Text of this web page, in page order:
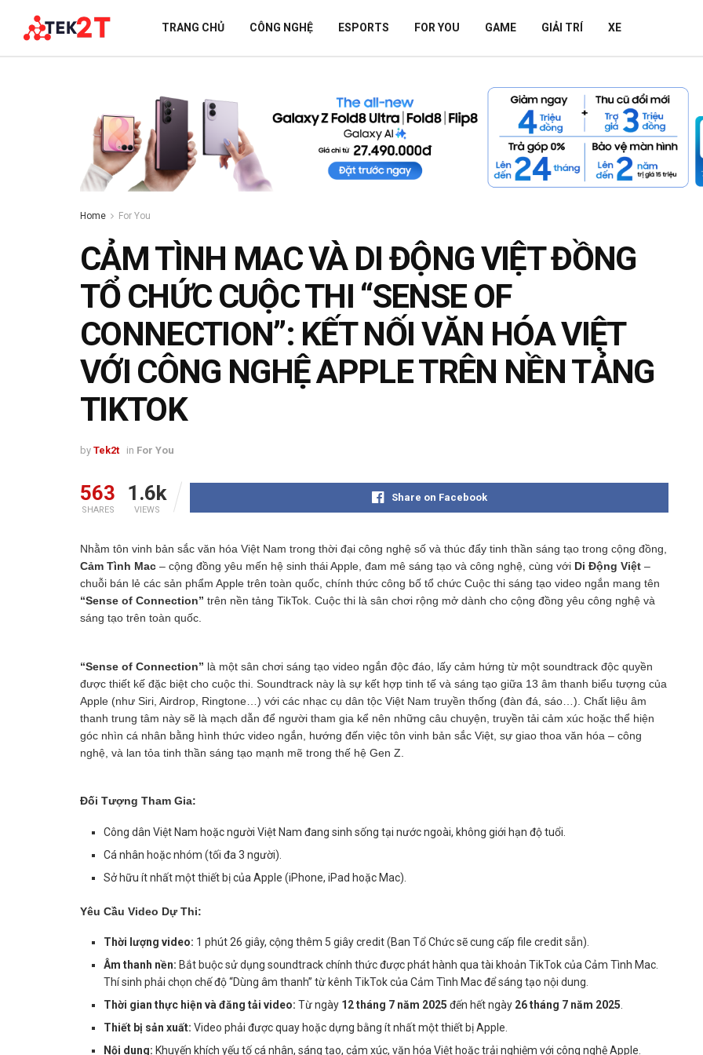
TRANG CHỦ CÔNG NGHỆ ESPORTS FOR YOU GAME GIẢI TRÍ XE
Home For You
CẢM TÌNH MAC VÀ DI ĐỘNG VIỆT ĐỒNG
TỔ CHỨC CUỘC THI “SENSE OF
CONNECTION”: KẾT NỐI VĂN HÓA VIỆT
VỚI CÔNG NGHỆ APPLE TRÊN NỀN TẢNG
TIKTOK
by Tek2t in For You
563
SHARES
1.6k
VIEWS
Share on Facebook
Nhằm tôn vinh bản sắc văn hóa Việt Nam trong thời đại công nghệ số và thúc đẩy tinh thần sáng tạo trong cộng đồng,
Cảm Tình Mac – cộng đồng yêu mến hệ sinh thái Apple, đam mê sáng tạo và công nghệ, cùng với Di Động Việt –
chuỗi bán lẻ các sản phẩm Apple trên toàn quốc, chính thức công bố tổ chức Cuộc thi sáng tạo video ngắn mang tên
“Sense of Connection” trên nền tảng TikTok. Cuộc thi là sân chơi rộng mở dành cho cộng đồng yêu công nghệ và
sáng tạo trên toàn quốc.
“Sense of Connection” là một sân chơi sáng tạo video ngắn độc đáo, lấy cảm hứng từ một soundtrack độc quyền
được thiết kế đặc biệt cho cuộc thi. Soundtrack này là sự kết hợp tinh tế và sáng tạo giữa 13 âm thanh biểu tượng của
Apple (như Siri, Airdrop, Ringtone…) với các nhạc cụ dân tộc Việt Nam truyền thống (đàn đá, sáo…). Chất liệu âm
thanh trung tâm này sẽ là mạch dẫn để người tham gia kể nên những câu chuyện, truyền tải cảm xúc hoặc thể hiện
góc nhìn cá nhân bằng hình thức video ngắn, hướng đến việc tôn vinh bản sắc Việt, sự giao thoa văn hóa – công
nghệ, và lan tỏa tinh thần sáng tạo mạnh mẽ trong thế hệ Gen Z.
Đối Tượng Tham Gia:
Công dân Việt Nam hoặc người Việt Nam đang sinh sống tại nước ngoài, không giới hạn độ tuổi.
Cá nhân hoặc nhóm (tối đa 3 người).
Sở hữu ít nhất một thiết bị của Apple (iPhone, iPad hoặc Mac).
Yêu Cầu Video Dự Thi:
Thời lượng video: 1 phút 26 giây, cộng thêm 5 giây credit (Ban Tổ Chức sẽ cung cấp file credit sẵn).
Âm thanh nền: Bắt buộc sử dụng soundtrack chính thức được phát hành qua tài khoản TikTok của Cảm Tình Mac.
Thí sinh phải chọn chế độ “Dùng âm thanh” từ kênh TikTok của Cảm Tình Mac để sáng tạo nội dung.
Thời gian thực hiện và đăng tải video: Từ ngày 12 tháng 7 năm 2025 đến hết ngày 26 tháng 7 năm 2025
Thiết bị sản xuất: Video phải được quay hoặc dựng bằng ít nhất một thiết bị Apple.
Nội dung: Khuyến khích yếu tố cá nhân, sáng tạo, cảm xúc, văn hóa Việt hoặc trải nghiệm với công nghệ Apple.